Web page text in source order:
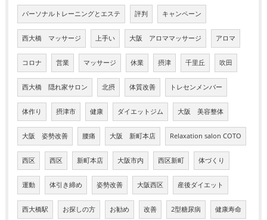
パーソナルトレーニングとエステ 評判 キャンペーン
西大橋 マッサージ 上手い 大阪 アロママッサージ アロマ
コロナ 営業 マッサージ 休業 摂津 千里丘 吹田
西大橋 隠れ家サロン 北摂 体質改善 トレセンメンバー
体作り 摂津市 健康 ダイエットジム 大阪 美容整体
大阪 姿勢改善 腰痛 大阪 新町本店 Relaxation salon COTO
西区 西区 新町本店 大阪市内 西区新町 体づくり
運動 体引き締め 姿勢改善 大阪西区 産後ダイエット
西大橋駅 お探しの方 お勧め 改善 2型糖尿病 健康寿命